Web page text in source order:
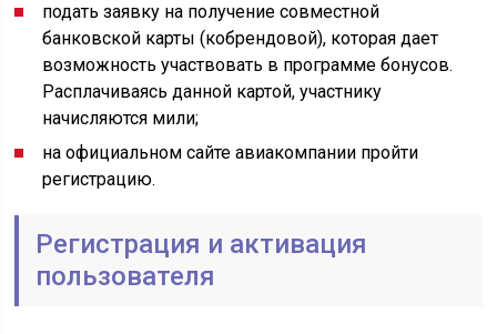
подать заявку на получение совместной
банковской карты (кобрендовой), которая дает
возможность участвовать в программе бонусов.
Расплачиваясь данной картой, участнику
начисляются мили;
на официальном сайте авиакомпании пройти
регистрацию.
Регистрация и активация
пользователя